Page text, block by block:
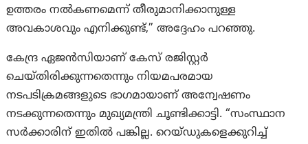
ഉത്തരം നൽകണമെന്ന് തീരുമാനിക്കാനുള്ള
അവകാശവും എനിക്കുണ്ട്,” അദ്ദേഹം പറഞ്ഞു.
കേന്ദ്ര ഏജൻസിയാണ് കേസ് രജിസ്റ്റർ
ചെയ്തിരിക്കുന്നതെന്നും നിയമപരമായ
നടപടിക്രമങ്ങളുടെ ഭാഗമായാണ് അന്വേഷണം
നടക്കുന്നതെന്നും മുഖ്യമന്ത്രി ചൂണ്ടിക്കാട്ടി. “സംസ്ഥാന
സർക്കാരിന് ഇതിൽ പങ്കില്ല. റെയ്ഡുകളെക്കുറിച്ച്